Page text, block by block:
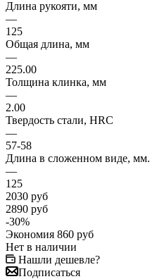
Длина рукояти, мм
—
125
Общая длина, мм
—
225.00
Толщина клинка, мм
—
2.00
Твердость стали, HRC
—
57-58
Длина в сложенном виде, мм.
—
125
2030 руб
2890 руб
-30%
Экономия 860 руб
Нет в наличии
Нашли дешевле?
Подписаться